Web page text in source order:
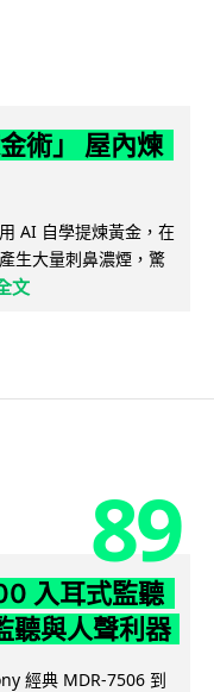
術」 屋內煉
AI 自學提煉黃金，在
生大量刺鼻濃煙，驚
文
89
入耳式監聽
聽與人聲利器
經典 MDR-7506 到